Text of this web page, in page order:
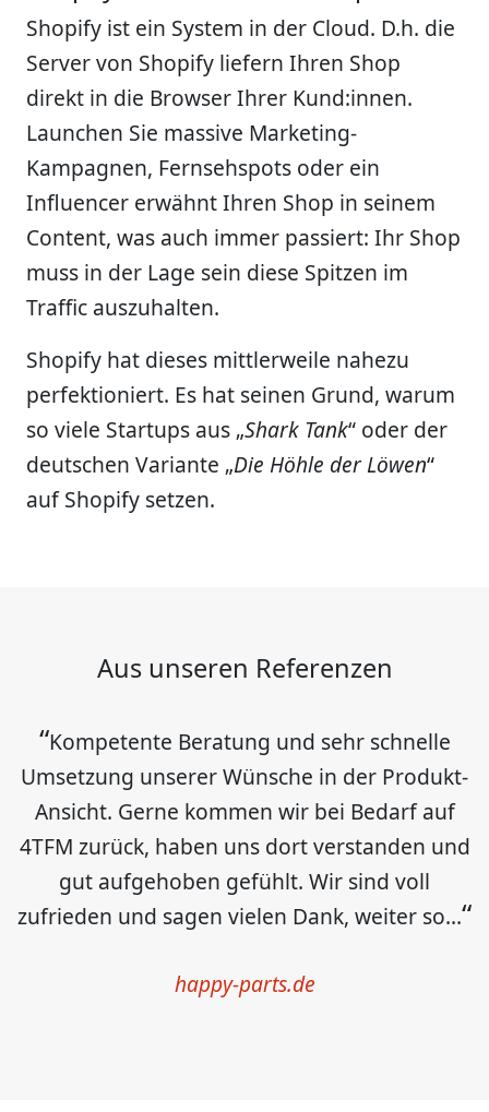
Shopify ist ein System in der Cloud. D.h. die
Server von Shopify liefern Ihren Shop
direkt in die Browser Ihrer Kund:innen.
Launchen Sie massive Marketing-
Kampagnen, Fernsehspots oder ein
Influencer erwähnt Ihren Shop in seinem
Content, was auch immer passiert: Ihr Shop
muss in der Lage sein diese Spitzen im
Traffic auszuhalten.
Shopify hat dieses mittlerweile nahezu
perfektioniert. Es hat seinen Grund, warum
so viele Startups aus „Shark Tank“ oder der
deutschen Variante „Die Höhle der Löwen“
auf Shopify setzen.
Aus unseren Referenzen
Kompetente Beratung und sehr schnelle
Umsetzung unserer Wünsche in der Produkt-
Ansicht. Gerne kommen wir bei Bedarf auf
4TFM zurück, haben uns dort verstanden und
gut aufgehoben gefühlt. Wir sind voll
zufrieden und sagen vielen Dank, weiter so…
happy-parts.de